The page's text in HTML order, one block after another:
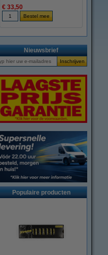
€ 33,50
Nieuwsbrief
Populaire producten